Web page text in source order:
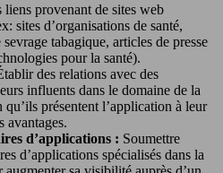
liens provenant de sites web
sites d’organisations de santé,
tabagique, articles de presse
pour la santé).
des relations avec des
influents dans le domaine de la
présentent l’application à leur
avantages.
d’applications : Soumettre
d’applications spécialisés dans la